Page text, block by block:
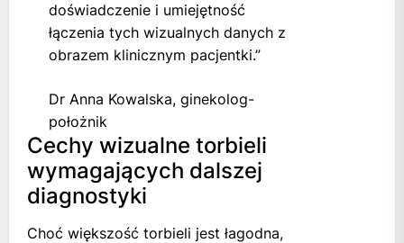
doświadczenie i umiejętność
łączenia tych wizualnych danych z
obrazem klinicznym pacjentki.”
Dr Anna Kowalska, ginekolog-
położnik
Cechy wizualne torbieli
wymagających dalszej
diagnostyki
Choć większość torbieli jest łagodna,